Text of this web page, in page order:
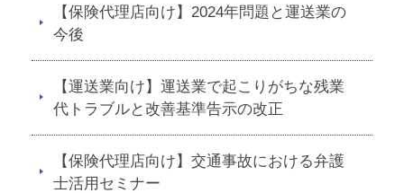
【保険代理店向け】2024年問題と運送業の
今後
【運送業向け】運送業で起こりがちな残業
代トラブルと改善基準告示の改正
【保険代理店向け】交通事故における弁護
士活用セミナー